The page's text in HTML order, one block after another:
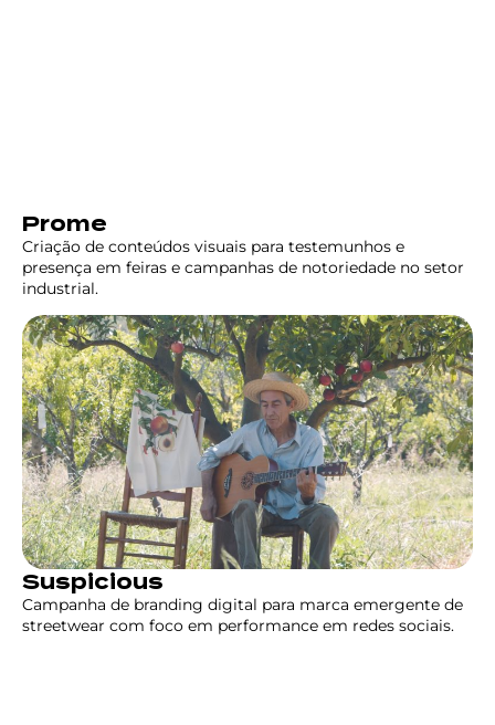
Prome
Criação de conteúdos visuais para testemunhos e
presença em feiras e campanhas de notoriedade no setor
industrial.
Suspicious
Campanha de branding digital para marca emergente de
streetwear com foco em performance em redes sociais.